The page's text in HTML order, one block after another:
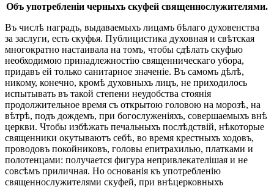
Объ употребленіи черныхъ скуфей священнослужителями.
Въ числѣ наградъ, выдаваемыхъ лицамъ бѣлаго духовенства
за заслуги, есть скуфья. Публицистика духовная и свѣтская
многократно настаивала на томъ, чтобы сдѣлать скуфью
необходимою принадлежностію священническаго убора,
придавъ ей только санитарное значеніе. Въ самомъ дѣлѣ,
никому, конечно, кромѣ духовныхъ лицъ, не приходилось
испытывать въ такой степени неудобства стоянія
продолжительное время съ открытою головою на морозѣ, на
вѣтрѣ, подъ дождемъ, при богослуженіяхъ, совершаемыхъ внѣ
церкви. Чтобы избѣжать печальныхъ послѣдствій, нѣкоторые
священники окутываютъ себѣ, во время крестныхъ ходовъ,
проводовъ покойниковъ, головы епитрахилью, платками и
полотенцами: получается фигура непривлекателішая и не
совсѣмъ приличная. Но основанія къ употребленію
священнослужителями скуфей, при внѣцерковныхъ